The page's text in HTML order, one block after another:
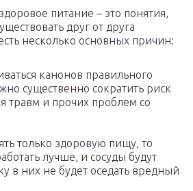
питание – это понятия,
друг от друга
несколько основных причин:
канонов правильного
существенно сократить риск
травм и прочих проблем со
только здоровую пищу, то
лучше, и сосуды будут
в них не будет оседать вредный